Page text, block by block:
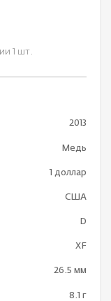
1 шт.
2013
Медь
1 доллар
США
D
XF
26.5 мм
8.1 г